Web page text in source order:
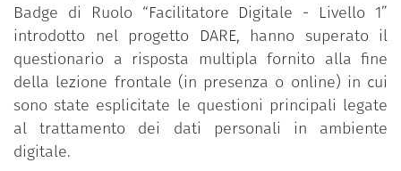
Badge di Ruolo “Facilitatore Digitale - Livello 1”
introdotto nel progetto DARE, hanno superato il
questionario a risposta multipla fornito alla fine
della lezione frontale (in presenza o online) in cui
sono state esplicitate le questioni principali legate
al trattamento dei dati personali in ambiente
digitale.